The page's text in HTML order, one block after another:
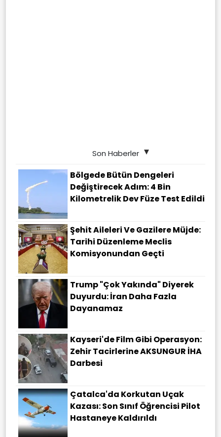
Son Haberler
Bölgede Bütün Dengeleri
Değiştirecek Adım: 4 Bin
Kilometrelik Dev Füze Test Edildi
Şehit Aileleri Ve Gazilere Müjde:
Tarihi Düzenleme Meclis
Komisyonundan Geçti
Trump "çok Yakında" Diyerek
Duyurdu: İran Daha Fazla
Dayanamaz
Kayseri'de Film Gibi Operasyon:
Zehir Tacirlerine AKSUNGUR İHA
Darbesi
Çatalca'da Korkutan Uçak
Kazası: Son Sınıf Öğrencisi Pilot
Hastaneye Kaldırıldı